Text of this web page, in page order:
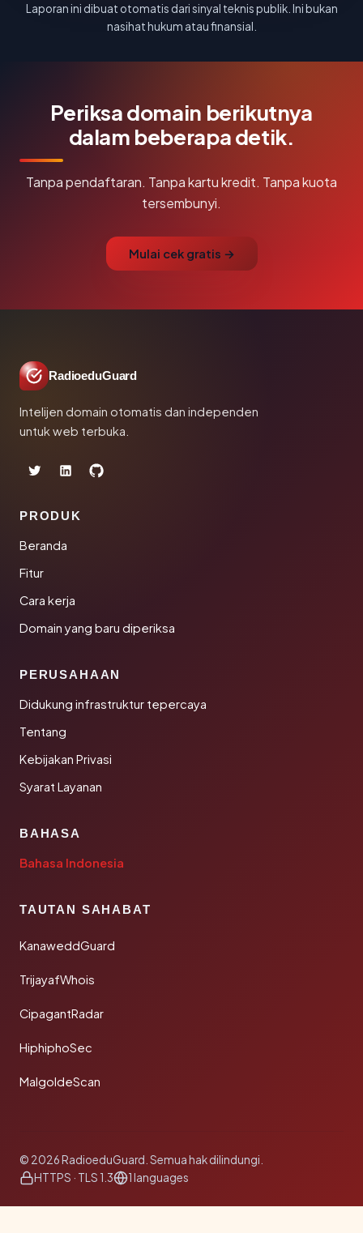
Laporan ini dibuat otomatis dari sinyal teknis publik. Ini bukan
nasihat hukum atau finansial.
Periksa domain berikutnya
dalam beberapa detik.
Tanpa pendaftaran. Tanpa kartu kredit. Tanpa kuota
tersembunyi.
Mulai cek gratis →
RadioeduGuard
Intelijen domain otomatis dan independen
untuk web terbuka.
PRODUK
Beranda
Fitur
Cara kerja
Domain yang baru diperiksa
PERUSAHAAN
Didukung infrastruktur tepercaya
Tentang
Kebijakan Privasi
Syarat Layanan
BAHASA
Bahasa Indonesia
TAUTAN SAHABAT
KanaweddGuard
TrijayafWhois
CipagantRadar
HiphiphoSec
MalgoldeScan
© 2026 RadioeduGuard. Semua hak dilindungi.
HTTPS · TLS 1.3
1 languages